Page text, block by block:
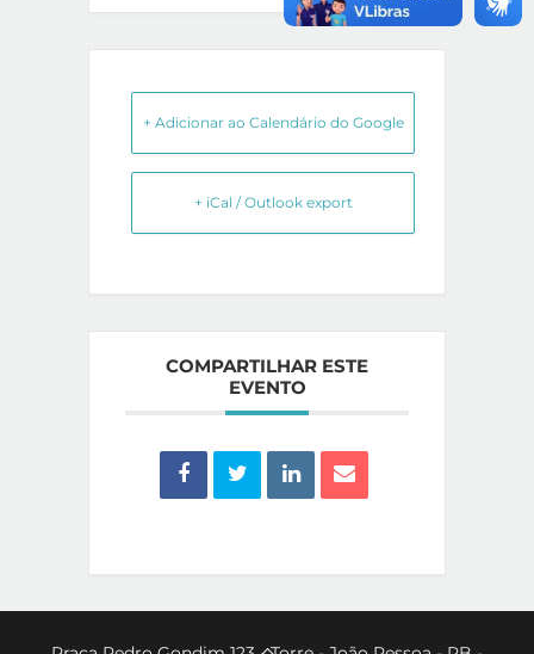
+ Adicionar ao Calendário do Google
+ iCal / Outlook export
COMPARTILHAR ESTE
EVENTO
Back